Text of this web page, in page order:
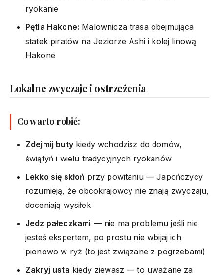
ryokanie
Pętla Hakone: Malownicza trasa obejmująca
statek piratów na Jeziorze Ashi i kolej linową
Hakone
Lokalne zwyczaje i ostrzeżenia
Co warto robić:
Zdejmij butykiedy wchodzisz do domów,
świątyń i wielu tradycyjnych ryokanów
Lekko się skłoń przy powitaniu — Japończycy
rozumieją, że obcokrajowcy nie znają zwyczaju,
doceniają wysiłek
Jedz pałeczkami — nie ma problemu jeśli nie
jesteś ekspertem, po prostu nie wbijaj ich
pionowo w ryż (to jest związane z pogrzebami)
Zakryj usta kiedy ziewasz — to uważane za